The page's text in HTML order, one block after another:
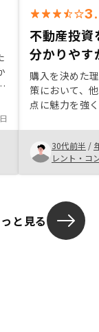
不動産投資
分かりやす
購入を決めた
策において、
点に魅力を強
で判断しきれ
強していきた
30代前半 /
レント・コ
と見る